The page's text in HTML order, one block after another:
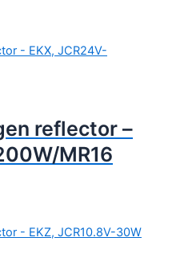
reflector –
MR16